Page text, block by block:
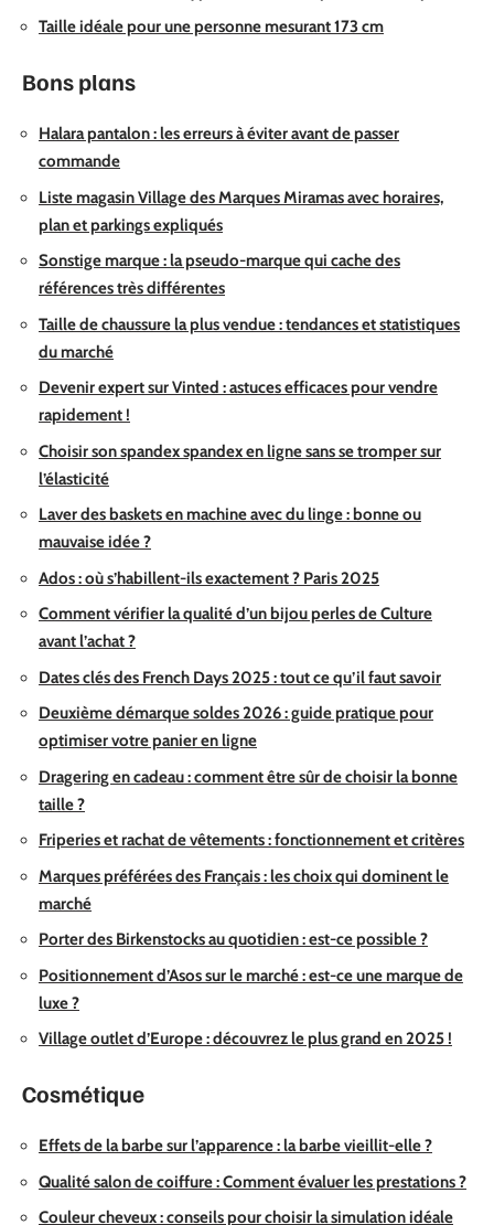
Taille idéale pour une personne mesurant 173 cm
Bons plans
Halara pantalon : les erreurs à éviter avant de passer
commande
Liste magasin Village des Marques Miramas avec horaires,
plan et parkings expliqués
Sonstige marque : la pseudo-marque qui cache des
références très différentes
Taille de chaussure la plus vendue : tendances et statistiques
du marché
Devenir expert sur Vinted : astuces efficaces pour vendre
rapidement !
Choisir son spandex spandex en ligne sans se tromper sur
l’élasticité
Laver des baskets en machine avec du linge : bonne ou
mauvaise idée ?
Ados : où s’habillent-ils exactement ? Paris 2025
Comment vérifier la qualité d’un bijou perles de Culture
avant l’achat ?
Dates clés des French Days 2025 : tout ce qu’il faut savoir
Deuxième démarque soldes 2026 : guide pratique pour
optimiser votre panier en ligne
Dragering en cadeau : comment être sûr de choisir la bonne
taille ?
Friperies et rachat de vêtements : fonctionnement et critères
Marques préférées des Français : les choix qui dominent le
marché
Porter des Birkenstocks au quotidien : est-ce possible ?
Positionnement d’Asos sur le marché : est-ce une marque de
luxe ?
Village outlet d’Europe : découvrez le plus grand en 2025 !
Cosmétique
Effets de la barbe sur l’apparence : la barbe vieillit-elle ?
Qualité salon de coiffure : Comment évaluer les prestations ?
Couleur cheveux : conseils pour choisir la simulation idéale